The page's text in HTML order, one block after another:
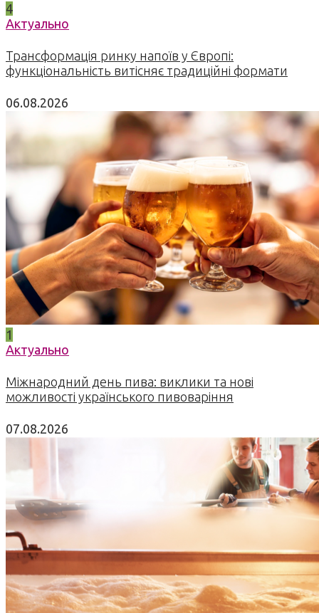
4
Актуально
Трансформація ринку напоїв у Європі:
функціональність витісняє традиційні формати
06.08.2026
1
Актуально
Міжнародний день пива: виклики та нові
можливості українського пивоваріння
07.08.2026